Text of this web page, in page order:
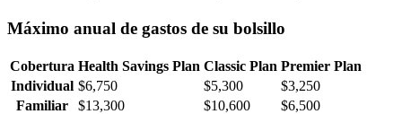
Máximo anual de gastos de su bolsillo
Cobertura Health Savings Plan Classic Plan Premier Plan
Individual $6,750 $5,300
$3,250
Familiar
$13,300 $10,600 $6,500